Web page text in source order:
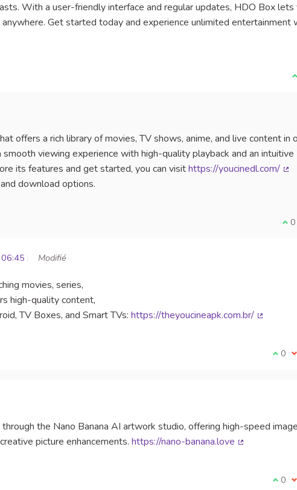
With a user-friendly interface and regular updates, HDO Box lets
Get started today and experience unlimited entertainment
offers a rich library of movies, TV shows, anime, and live content in
viewing experience with high-quality playback and an intuitive
its features and get started, you can visithttps://youcinedl.com/
download options.
Je0
Modifié
movies, series,
high-quality content,
TV Boxes, and Smart TVs: https://theyoucineapk.com.br/
Je0
the Nano Banana AI artwork studio, offering high-speed image
picture enhancements. https://nano-banana.love
Je0